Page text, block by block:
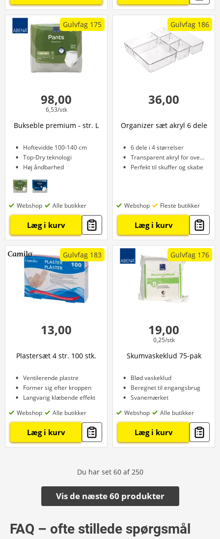
Gulvfag 175
98,00
6,53/stk
Bukseble premium - str. L
Hoftevidde 100-140 cm
Top-Dry teknologi
Høj åndbarhed
Webshop Alle butikker
Læg i kurv
Gulvfag 186
36,00
Organizer sæt akryl 6 dele
6 dele i 4 størrelser
Transparent akryl for overblik
Perfekt til skuffer og skabe
Webshop Fleste butikker
Læg i kurv
Gulvfag 183
13,00
Plastersæt 4 str. 100 stk.
Ventilerende plastre
Former sig efter kroppen
Langvarig klæbende effekt
Webshop
Alle butikker
Læg i kurv
Gulvfag 176
19,00
0,25/stk
Skumvaskeklud 75-pak
Blød vaskeklud
Beregnet til engangsbrug
Svanemærket
Webshop
Alle butikker
Læg i kurv
Du har set 60 af 250
Vis de næste 60 produkter
FAQ – ofte stillede spørgsmål